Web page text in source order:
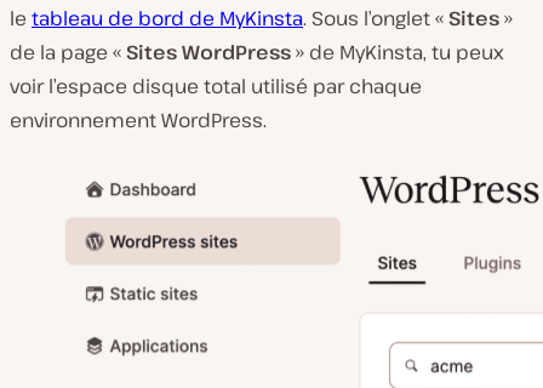
le tableau de bord de MyKinsta. Sous l’onglet « Sites»
de la page « Sites WordPress» de MyKinsta, tu peux
voir l’espace disque total utilisé par chaque
environnement WordPress.